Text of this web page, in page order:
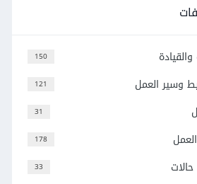
150 والقيادة
121 وسير العمل
31
178
33